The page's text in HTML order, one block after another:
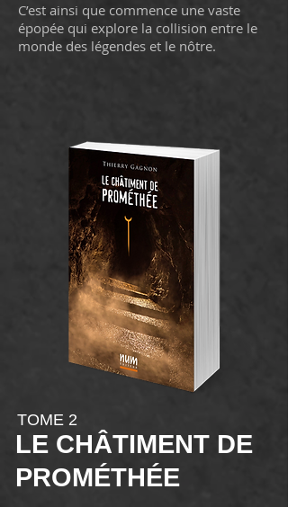
C’est ainsi que commence une vaste
épopée qui explore la collision entre le
monde des légendes et le nôtre.
LE CHÂTIMENT DE
PROMÉTHÉE
TOME 2